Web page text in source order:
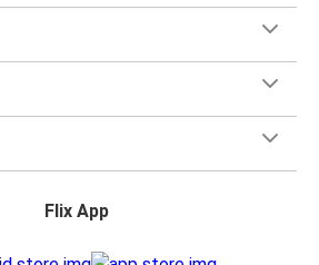
Flix App